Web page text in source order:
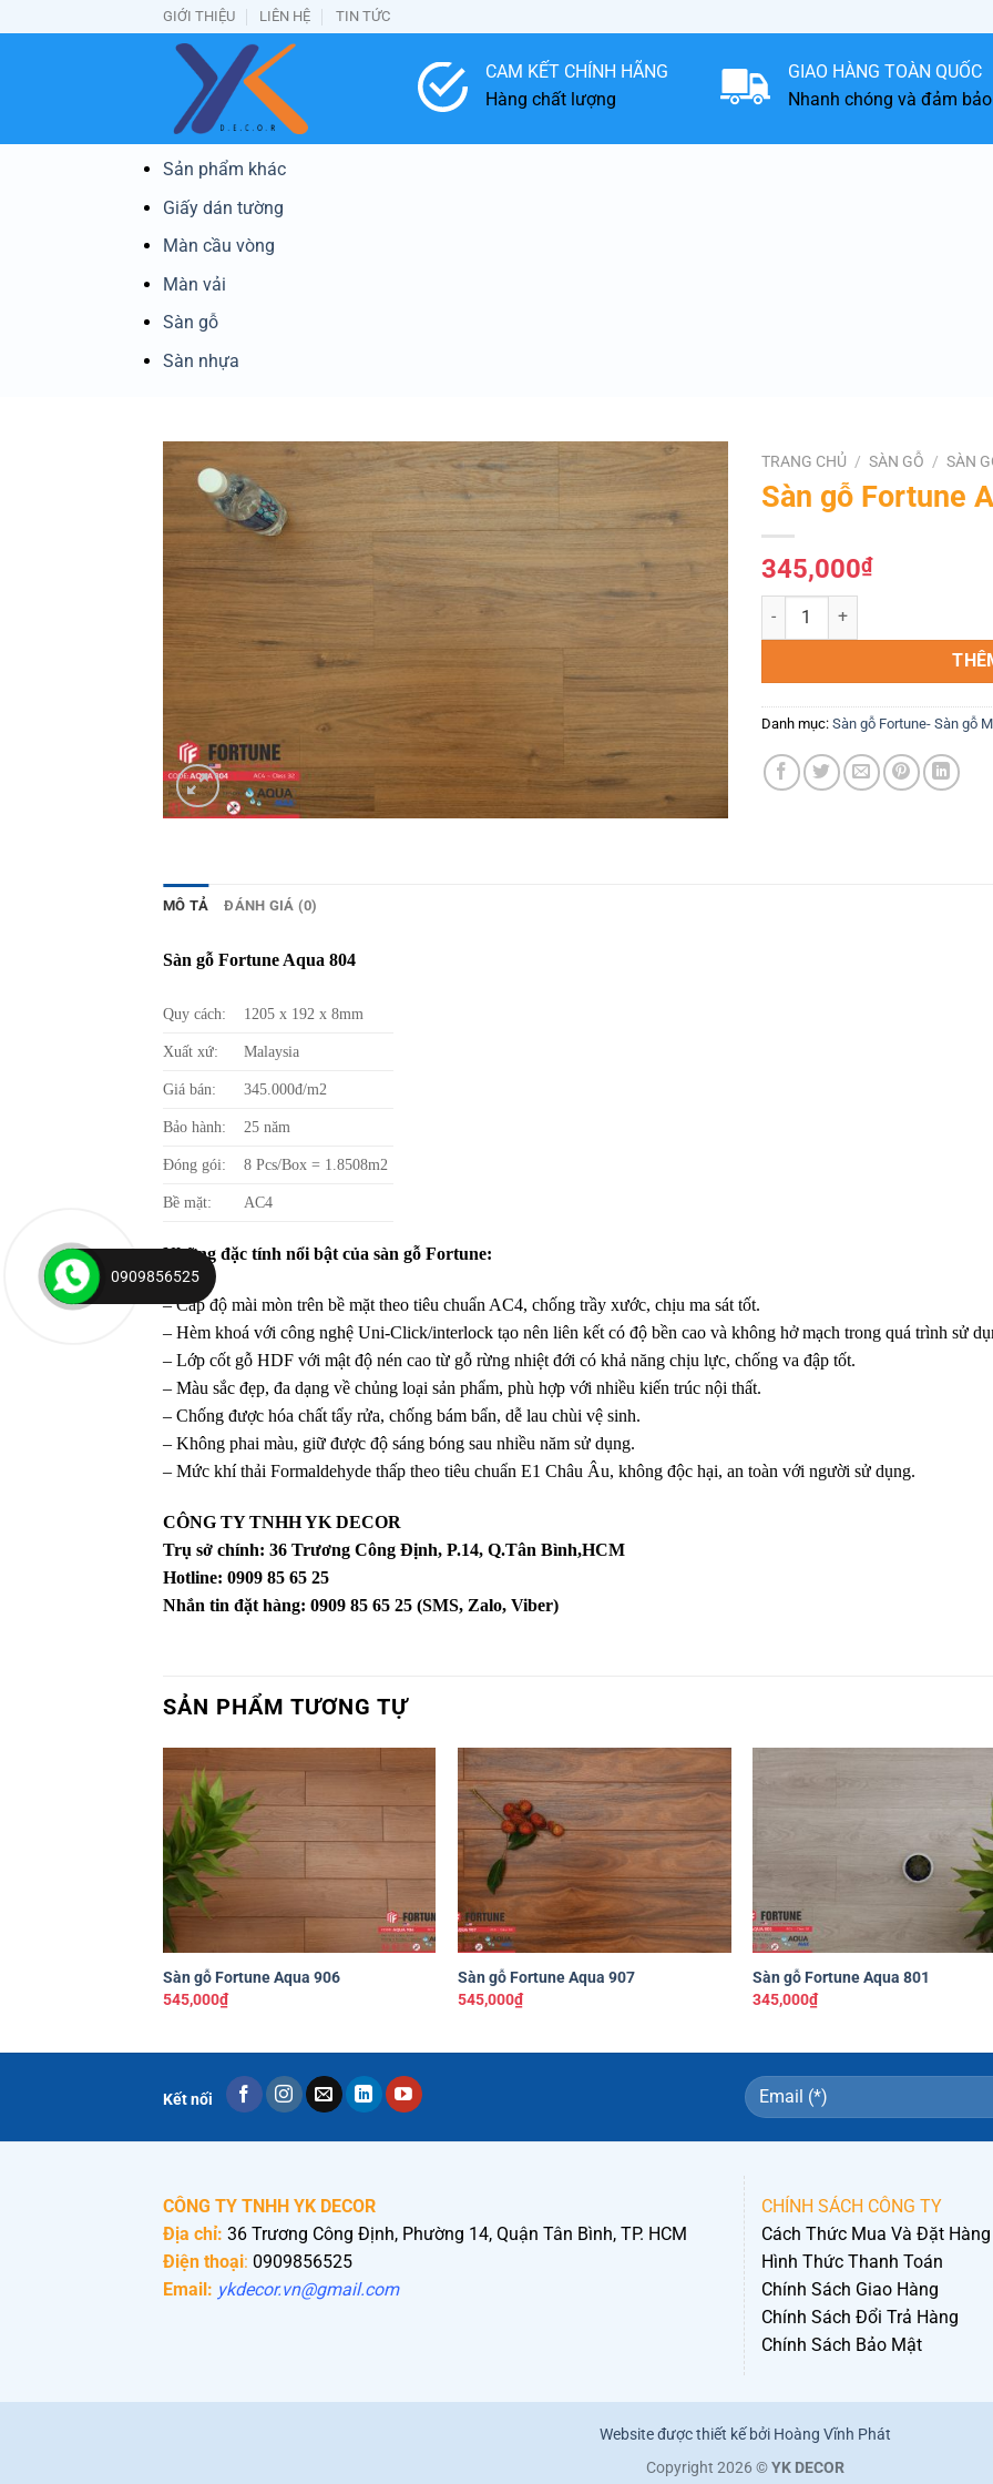
qua
GIỚI THIỆU LIÊN HỆ TIN TỨC
CAM KẾT CHÍNH HÃNG
Hàng chất lượng
GIAO HÀNG TOÀN QUỐC
Nhanh chóng và đảm bảo
Sản phẩm khác
Giấy dán tường
Màn cầu vòng
Màn vải
Sàn gỗ
Sàn nhựa
thích
TRANG CHỦ / SÀN GỖ / SÀN
Sàn gỗ Fortune
345,000₫
Sàn gỗ Fortune Aqua 804 số
Danh mục: Sàn gỗ Fortune- Sàn gỗ
MÔ TẢ ĐÁNH GIÁ (0)
Sàn gỗ Fortune Aqua 804
Quy cách: 1205 x 192 x 8mm
Xuất xứ: Malaysia
Giá bán: 345.000đ/m2
Bảo hành: 25 năm
Đóng gói: 8 Pcs/Box = 1.8508m2
Bề mặt: AC4
Những đặc tính nổi bật của sàn gỗ Fortune:
– Cấp độ mài mòn trên bề mặt theo tiêu chuẩn AC4, chống trầy xước, chịu ma sát tốt.
– Hèm khoá với công nghệ Uni-Click/interlock tạo nên liên kết có độ bền cao và không hở mạch trong quá trình sử
– Lớp cốt gỗ HDF với mật độ nén cao từ gỗ rừng nhiệt đới có khả năng chịu lực, chống va đập tốt.
– Màu sắc đẹp, đa dạng về chủng loại sản phẩm, phù hợp với nhiều kiến trúc nội thất.
– Chống được hóa chất tẩy rửa, chống bám bẩn, dễ lau chùi vệ sinh.
– Không phai màu, giữ được độ sáng bóng sau nhiều năm sử dụng.
– Mức khí thải Formaldehyde thấp theo tiêu chuẩn E1 Châu Âu, không độc hại, an toàn với người sử dụng.
CÔNG TY TNHH YK DECOR
Trụ sở chính: 36 Trương Công Định, P.14, Q.Tân Bình,HCM
Hotline: 0909 85 65 25
Nhắn tin đặt hàng: 0909 85 65 25 (SMS, Zalo, Viber)
SẢN PHẨM TƯƠNG TỰ
Yêu
Sàn gỗ Fortune Aqua 906
545,000₫
thích
+
Sàn gỗ Fortune Aqua 907
545,000₫
+
Sàn gỗ Fortune Aqua 801
345,000₫
Kết nối
CÔNG TY TNHH YK DECOR
Địa chỉ: 36 Trương Công Định, Phường 14, Quận Tân Bình, TP. HCM
Điện thoại: 0909856525
Email: ykdecor.vn@gmail.com
CHÍNH SÁCH CÔNG TY
Cách Thức Mua Và Đặt Hàng
Hình Thức Thanh Toán
Chính Sách Giao Hàng
Chính Sách Đổi Trả Hàng
Chính Sách Bảo Mật
Website được thiết kế bởi Hoàng Vĩnh Phát
Copyright 2026 ©YK DECOR
0909856525